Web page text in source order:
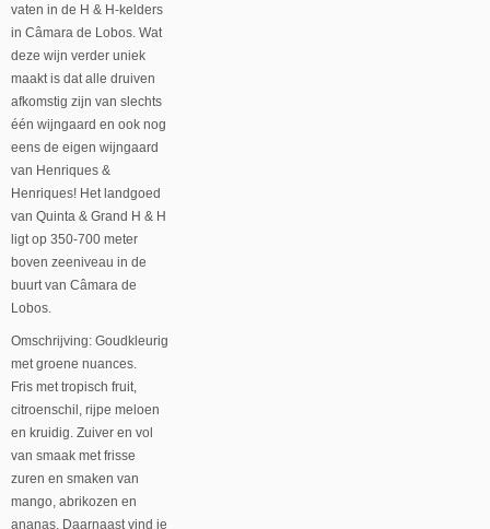
vaten in de H & H-kelders
in Câmara de Lobos. Wat
deze wijn verder uniek
maakt is dat alle druiven
afkomstig zijn van slechts
één wijngaard en ook nog
eens de eigen wijngaard
van Henriques &
Henriques! Het landgoed
van Quinta & Grand H & H
ligt op 350-700 meter
boven zeeniveau in de
buurt van Câmara de
Lobos.
Omschrijving: Goudkleurig
met groene nuances.
Fris met tropisch fruit,
citroenschil, rijpe meloen
en kruidig. Zuiver en vol
van smaak met frisse
zuren en smaken van
mango, abrikozen en
ananas. Daarnaast vind je